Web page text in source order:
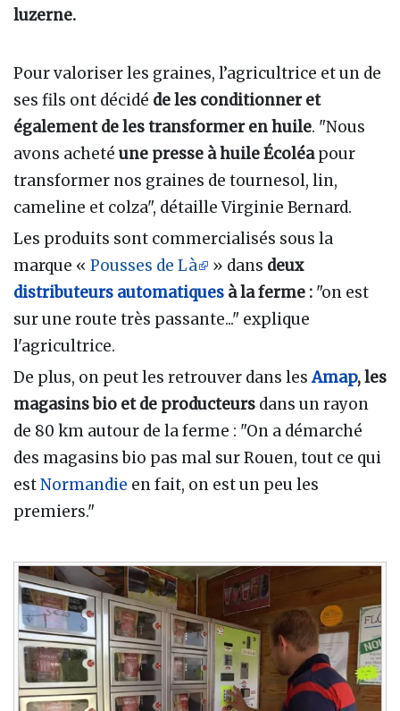
luzerne.
Pour valoriser les graines, l’agricultrice et un de
ses fils ont décidé de les conditionner et
également de les transformer en huile. "Nous
avons acheté une presse à huile Écoléapour
transformer nos graines de tournesol, lin,
cameline et colza", détaille Virginie Bernard.
Les produits sont commercialisés sous la
marque « Pousses de Là » dans deux
distributeurs automatiques à la ferme : "on est
sur une route très passante..." explique
l'agricultrice.
De plus, on peut les retrouver dans lesAmap, les
magasins bio et de producteurs dans un rayon
de 80 km autour de la ferme : "On a démarché
des magasins bio pas mal sur Rouen, tout ce qui
estNormandie en fait, on est un peu les
premiers."